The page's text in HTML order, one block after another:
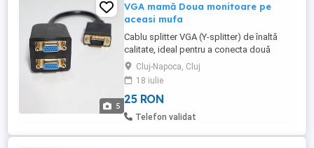
5
VGA mamă Doua monitoare pe
aceasi mufa
Cablu splitter VGA (Y-splitter) de înaltă
calitate, ideal pentru a conecta două
monitoare, proiectoare sau televizoare la
o singură unitate PC sau laptop cu ieșire
VGA, se vede acceasi imagine pe ambele
monitoare (clona) chiar daca ai o singura
mufa de iesire din PC proiector, etc, ideal
Cluj-Napoca, Cluj
18 iulie
25 RON
Telefon validat